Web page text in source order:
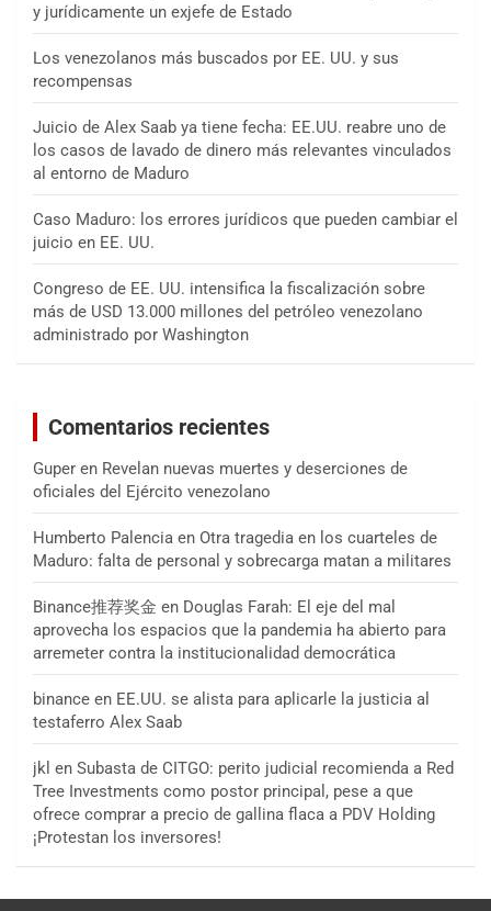
y jurídicamente un exjefe de Estado
Los venezolanos más buscados por EE. UU. y sus
recompensas
Juicio de Alex Saab ya tiene fecha: EE.UU. reabre uno de
los casos de lavado de dinero más relevantes vinculados
al entorno de Maduro
Caso Maduro: los errores jurídicos que pueden cambiar el
juicio en EE. UU.
Congreso de EE. UU. intensifica la fiscalización sobre
más de USD 13.000 millones del petróleo venezolano
administrado por Washington
Comentarios recientes
Guper en Revelan nuevas muertes y deserciones de
oficiales del Ejército venezolano
Humberto Palencia en Otra tragedia en los cuarteles de
Maduro: falta de personal y sobrecarga matan a militares
Binance推荐奖金 en Douglas Farah: El eje del mal
aprovecha los espacios que la pandemia ha abierto para
arremeter contra la institucionalidad democrática
binance en EE.UU. se alista para aplicarle la justicia al
testaferro Alex Saab
jkl en Subasta de CITGO: perito judicial recomienda a Red
Tree Investments como postor principal, pese a que
ofrece comprar a precio de gallina flaca a PDV Holding
¡Protestan los inversores!